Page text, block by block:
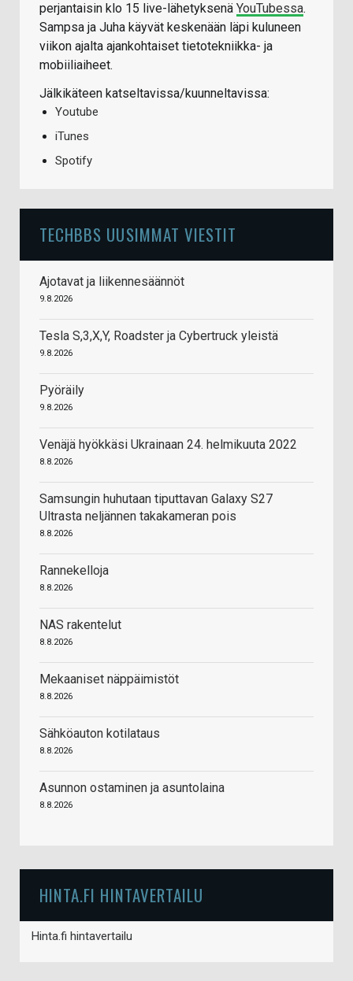
perjantaisin klo 15 live-lähetyksenä YouTubessa.
Sampsa ja Juha käyvät keskenään läpi kuluneen
viikon ajalta ajankohtaiset tietotekniikka- ja
mobiiliaiheet.
Jälkikäteen katseltavissa/kuunneltavissa:
Youtube
iTunes
Spotify
TECHBBS UUSIMMAT VIESTIT
Ajotavat ja liikennesäännöt
9.8.2026
Tesla S,3,X,Y, Roadster ja Cybertruck yleistä
9.8.2026
Pyöräily
9.8.2026
Venäjä hyökkäsi Ukrainaan 24. helmikuuta 2022
8.8.2026
Samsungin huhutaan tiputtavan Galaxy S27
Ultrasta neljännen takakameran pois
8.8.2026
Rannekelloja
8.8.2026
NAS rakentelut
8.8.2026
Mekaaniset näppäimistöt
8.8.2026
Sähköauton kotilataus
8.8.2026
Asunnon ostaminen ja asuntolaina
8.8.2026
HINTA.FI HINTAVERTAILU
Hinta.fi hintavertailu